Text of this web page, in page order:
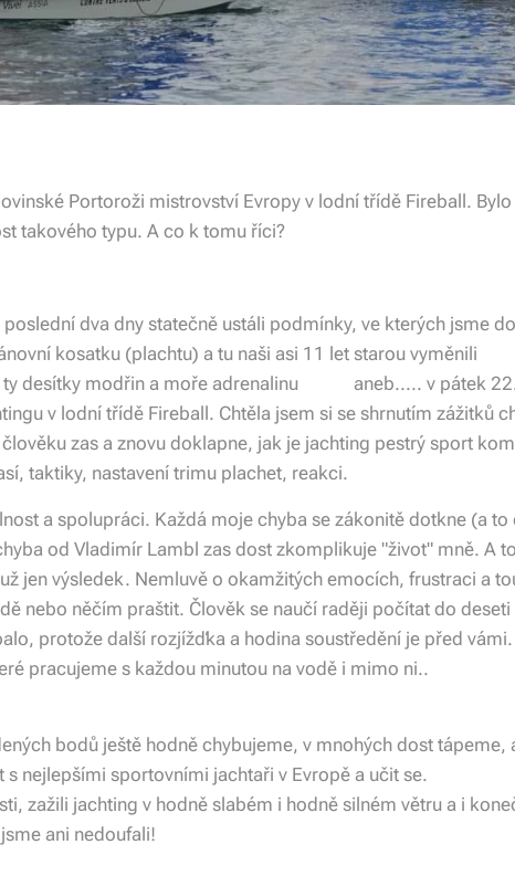
Portoroži mistrovství Evropy v lodní třídě Fireball.
takového typu. A co k tomu říci?
dva dny statečně ustáli podmínky, ve kterých jsme
kosatku (plachtu) a tu naši asi 11 let starou vyměnili
ty desítky modřin a moře adrenalinu 😁☺️ aneb..... v pátek
v lodní třídě Fireball. Chtěla jsem si se shrnutím zážitků
zas a znovu doklapne, jak je jachting pestrý sport
taktiky, nastavení trimu plachet, reakci.
a spolupráci. Každá moje chyba se zákonitě dotkne (a to
od Vladimír Lambl zas dost zkomplikuje "život" mně. A
jen výsledek. Nemluvě o okamžitých emocích, frustraci a
nebo něčím praštit. Člověk se naučí raději počítat do
protože další rozjížďka a hodina soustředění je před
pracujeme s každou minutou na vodě i mimo ni..
bodů ještě hodně chybujeme, v mnohých dost tápeme,
s nejlepšími sportovními jachtaři v Evropě a učit se.
zažili jachting v hodně slabém i hodně silném větru a i
ani nedoufali!